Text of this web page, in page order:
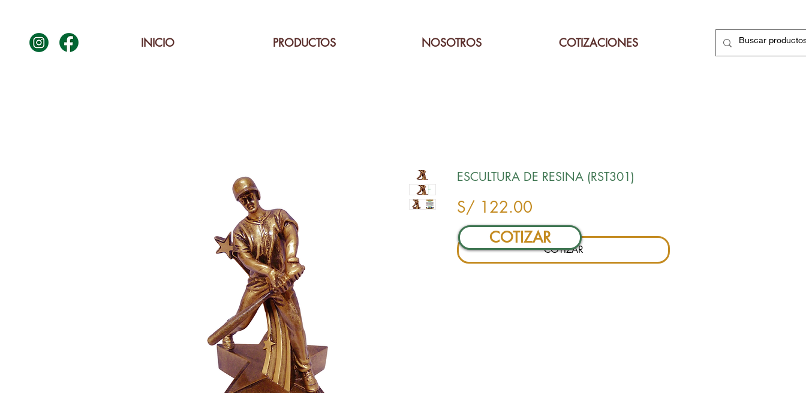
INICIO PRODUCTOS NOSOTROS COTIZACIONES
ESCULTURA DE RESINA (RST301)
S/ 122.00
COTIZAR
COTIZAR